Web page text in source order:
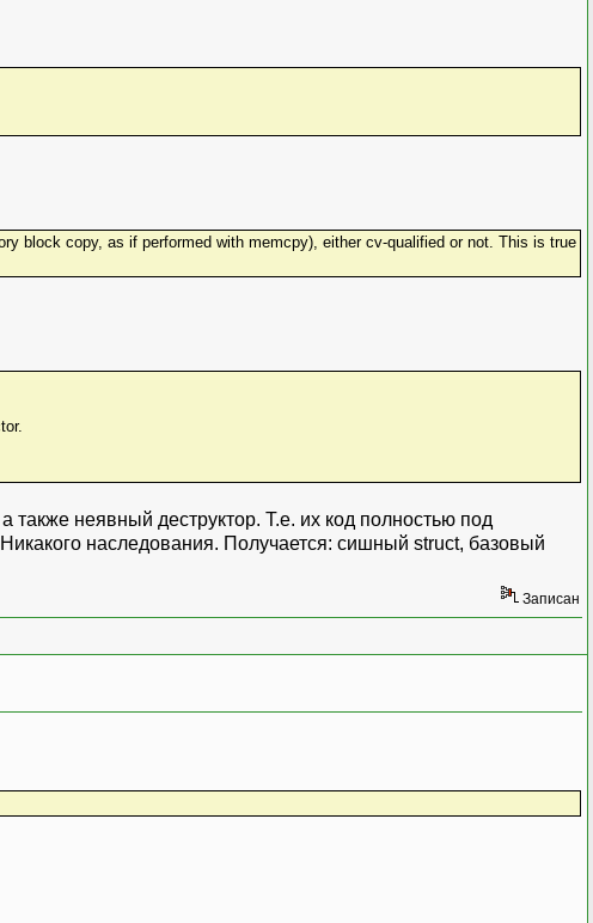
block copy, as if performed with memcpy), either cv-qualified or not. This is true
неявный деструктор. Т.е. их код полностью под
наследования. Получается: сишный struct, базовый
Записан